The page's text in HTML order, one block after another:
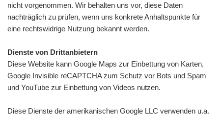
nicht vorgenommen. Wir behalten uns vor, diese Daten
nachträglich zu prüfen, wenn uns konkrete Anhaltspunkte für
eine rechtswidrige Nutzung bekannt werden.
Dienste von Drittanbietern
Diese Website kann Google Maps zur Einbettung von Karten,
Google Invisible reCAPTCHA zum Schutz vor Bots und Spam
und YouTube zur Einbettung von Videos nutzen.
Diese Dienste der amerikanischen Google LLC verwenden u.a.